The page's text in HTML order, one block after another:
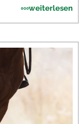
weiterlesen